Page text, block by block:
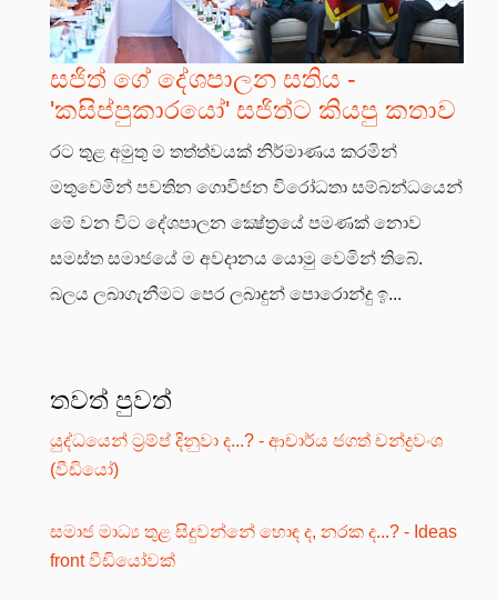
සජිත් ගේ දේශපාලන සතිය -
'කසිප්පුකාරයෝ' සජිත්ට කියපු කතාව
රට තුළ අමුතු ම තත්ත්වයක් නිර්මාණය කරමින්
මතුවෙමින් පවතින ගොවිජන විරෝධතා සම්බන්ධයෙන්
මේ වන විට දේශපාලන ක්‍ෂේත්‍රයේ පමණක් නොව
සමස්ත සමාජයේ ම අවදානය යොමු වෙමින් තිබේ.
බලය ලබාගැනීමට පෙර ලබාදුන් පොරොන්දු ඉ...
තවත් පුවත්
යුද්ධයෙන් ට්‍රම්ප් දිනුවා ද...? - ආචාර්ය ජගත් චන්ද්‍රවංශ
(වීඩියෝ)
සමාජ මාධ්‍ය තුළ සිදුවන්නේ හොඳ ද, නරක ද...? - Ideas
front වීඩියෝවක්